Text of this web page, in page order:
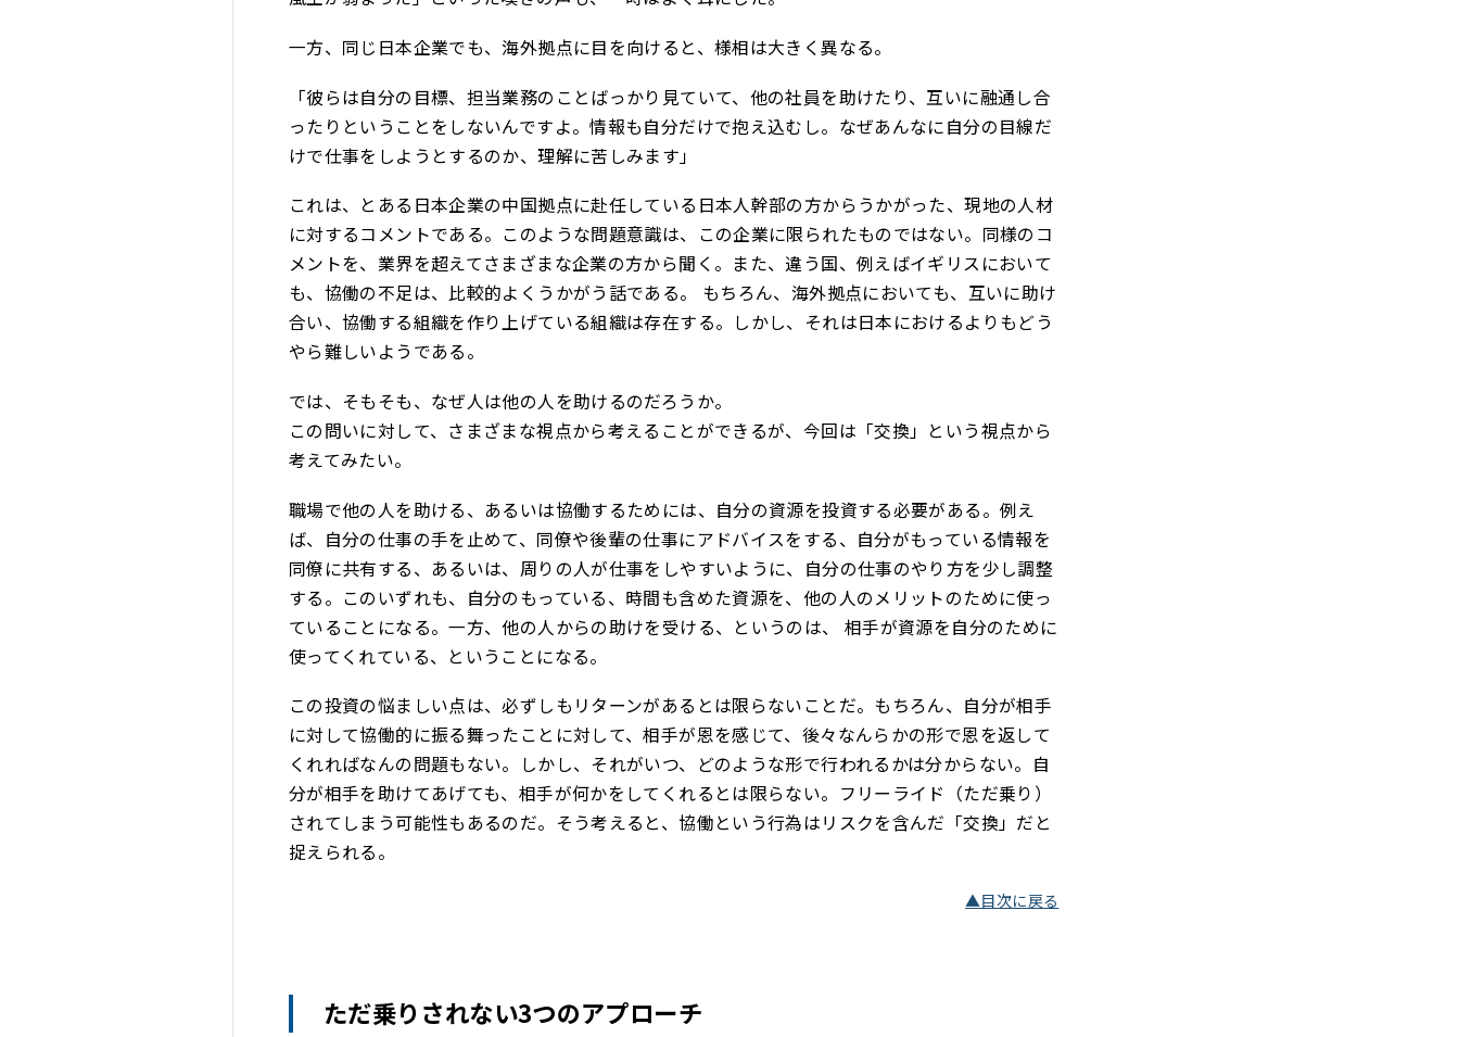
一方、同じ日本企業でも、海外拠点に目を向けると、様相は大きく異なる。
「彼らは自分の目標、担当業務のことばっかり見ていて、他の社員を助けたり、互いに融通し合
ったりということをしないんですよ。情報も自分だけで抱え込むし。なぜあんなに自分の目線だ
けで仕事をしようとするのか、理解に苦しみます」
これは、とある日本企業の中国拠点に赴任している日本人幹部の方からうかがった、現地の人材
に対するコメントである。このような問題意識は、この企業に限られたものではない。同様のコ
メントを、業界を超えてさまざまな企業の方から聞く。また、違う国、例えばイギリスにおいて
も、協働の不足は、比較的よくうかがう話である。 もちろん、海外拠点においても、互いに助け
合い、協働する組織を作り上げている組織は存在する。しかし、それは日本におけるよりもどう
やら難しいようである。
では、そもそも、なぜ人は他の人を助けるのだろうか。
この問いに対して、さまざまな視点から考えることができるが、今回は「交換」という視点から
考えてみたい。
職場で他の人を助ける、あるいは協働するためには、自分の資源を投資する必要がある。例え
ば、自分の仕事の手を止めて、同僚や後輩の仕事にアドバイスをする、自分がもっている情報を
同僚に共有する、あるいは、周りの人が仕事をしやすいように、自分の仕事のやり方を少し調整
する。このいずれも、自分のもっている、時間も含めた資源を、他の人のメリットのために使っ
ていることになる。一方、他の人からの助けを受ける、というのは、 相手が資源を自分のために
使ってくれている、ということになる。
この投資の悩ましい点は、必ずしもリターンがあるとは限らないことだ。もちろん、自分が相手
に対して協働的に振る舞ったことに対して、相手が恩を感じて、後々なんらかの形で恩を返して
くれればなんの問題もない。しかし、それがいつ、どのような形で行われるかは分からない。自
分が相手を助けてあげても、相手が何かをしてくれるとは限らない。フリーライド（ただ乗り）
されてしまう可能性もあるのだ。そう考えると、協働という行為はリスクを含んだ「交換」だと
捉えられる。
▲目次に戻る
ただ乗りされない3つのアプローチ